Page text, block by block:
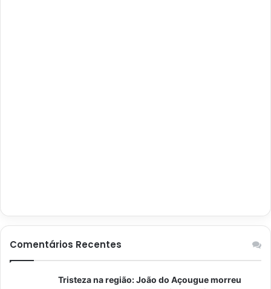
Comentários Recentes
Tristeza na região: João do Açougue morreu